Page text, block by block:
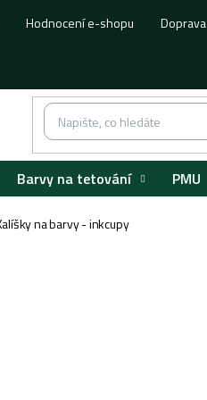
Hodnocení e-shopu
Barvy na tetování PMU
na barvy - inkcupy